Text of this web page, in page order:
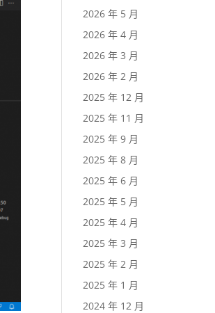
2026 年 5 月
2026 年 4 月
2026 年 3 月
2026 年 2 月
2025 年 12 月
2025 年 11 月
2025 年 9 月
2025 年 8 月
2025 年 6 月
2025 年 5 月
2025 年 4 月
2025 年 3 月
2025 年 2 月
2025 年 1 月
2024 年 12 月